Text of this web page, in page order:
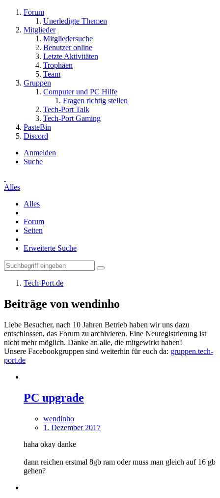
Forum
Unerledigte Themen
Mitglieder
Mitgliedersuche
Benutzer online
Letzte Aktivitäten
Trophäen
Team
Gruppen
Computer und PC Hilfe
Fragen richtig stellen
Tech-Port Talk
Tech-Port Gaming
PasteBin
Discord
Anmelden
Suche
Alles
Alles
Forum
Seiten
Erweiterte Suche
Tech-Port.de
Beiträge von wendinho
Liebe Besucher, nach 10 Jahren Betrieb haben wir uns dazu
entschlossen, das Forum zu archivieren. Eine Neuregistrierung ist
nicht mehr möglich. Danke an alle, die mitgewirkt haben!
Unsere Facebookgruppen sind weiterhin für euch da: gruppen.tech-
port.de
PC upgrade
wendinho
1. Dezember 2017
haha okay danke
dann reichen erstmal 8gb ram oder muss man gleich auf 16 gb
gehen?